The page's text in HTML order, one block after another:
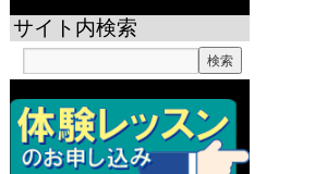
サイト内検索